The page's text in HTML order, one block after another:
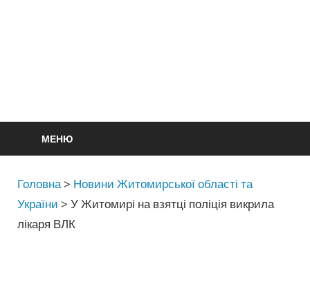
МЕНЮ
Головна > Новини Житомирської області та
України >У Житомирі на взятці поліція викрила
лікаря ВЛК